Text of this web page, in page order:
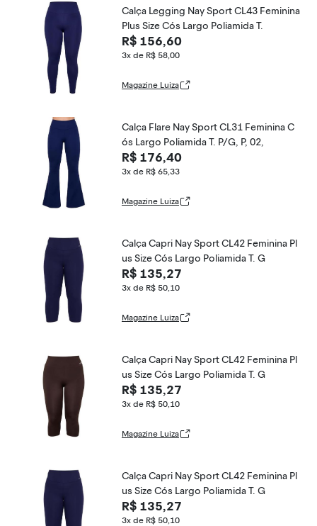
Calça Legging Nay Sport CL43 Feminina
Plus Size Cós Largo Poliamida T.
R$ 156,60
3x de R$ 58,00
Magazine Luiza
Calça Flare Nay Sport CL31 Feminina C
ós Largo Poliamida T. P/G, P, 02,
R$ 176,40
3x de R$ 65,33
Magazine Luiza
Calça Capri Nay Sport CL42 Feminina Pl
us Size Cós Largo Poliamida T. G
R$ 135,27
3x de R$ 50,10
Magazine Luiza
Calça Capri Nay Sport CL42 Feminina Pl
us Size Cós Largo Poliamida T. G
R$ 135,27
3x de R$ 50,10
Magazine Luiza
Calça Capri Nay Sport CL42 Feminina Pl
us Size Cós Largo Poliamida T. G
R$ 135,27
3x de R$ 50,10